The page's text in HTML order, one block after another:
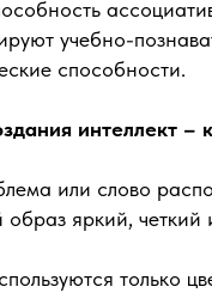
учебно-
способности.
интеллект –
или слово
яркий, четкий
только